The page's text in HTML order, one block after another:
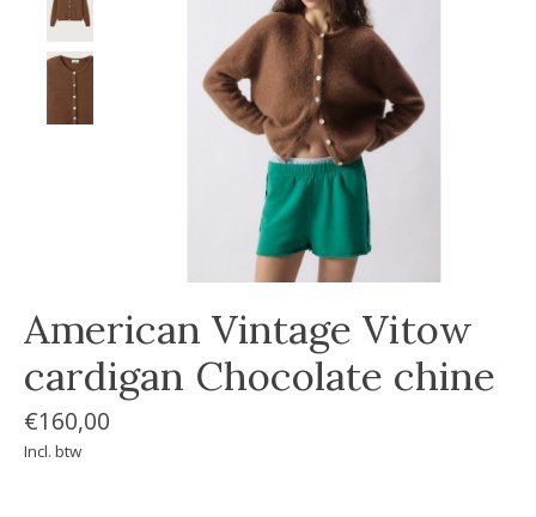
American Vintage Vitow
cardigan Chocolate chine
€160,00
Incl. btw